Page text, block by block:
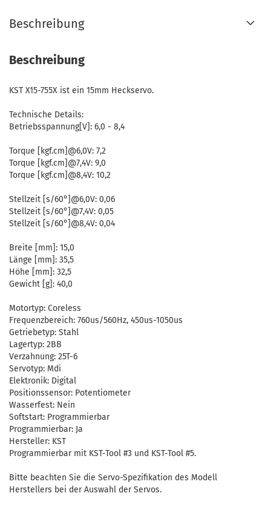
Beschreibung
Beschreibung
KST X15-755X ist ein 15mm Heckservo.
Technische Details:
Betriebsspannung[V]: 6,0 - 8,4
Torque [kgf.cm]@6,0V: 7,2
Torque [kgf.cm]@7,4V: 9,0
Torque [kgf.cm]@8,4V: 10,2
Stellzeit [s/60°]@6,0V: 0,06
Stellzeit [s/60°]@7,4V: 0,05
Stellzeit [s/60°]@8,4V: 0,04
Breite [mm]: 15,0
Länge [mm]: 35,5
Höhe [mm]: 32,5
Gewicht [g]: 40,0
Motortyp: Coreless
Frequenzbereich: 760us/560Hz, 450us-1050us
Getriebetyp: Stahl
Lagertyp: 2BB
Verzahnung: 25T-6
Servotyp: Mdi
Elektronik: Digital
Positionssensor: Potentiometer
Wasserfest: Nein
Softstart: Programmierbar
Programmierbar: Ja
Hersteller: KST
Programmierbar mit KST-Tool #3 und KST-Tool #5.
Bitte beachten Sie die Servo-Spezifikation des Modell
Herstellers bei der Auswahl der Servos.